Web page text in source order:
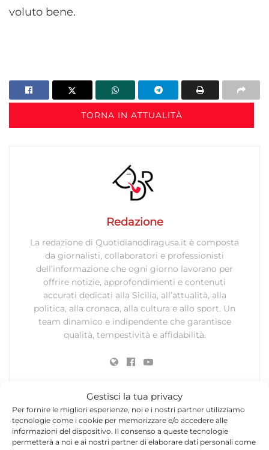
Gestisci la tua privacy
Per fornire le migliori esperienze, noi e i nostri partner utilizziamo
tecnologie come i cookie per memorizzare e/o accedere alle
informazioni del dispositivo. Il consenso a queste tecnologie
permetterà a noi e ai nostri partner di elaborare dati personali come
voluto bene.
TORNA IN ATTUALITÀ
Redazione
La redazione di Quotidianodiragusa.it è composta
da giornalisti, collaboratori e professionisti
dell’informazione che ogni giorno lavorano per
offrire notizie, approfondimenti e contenuti
accurati dedicati alla Sicilia, all’attualità, alla
politica, alla cronaca, alla cultura e allo sport. Un
team dinamico e indipendente che garantisce
qualità, tempestività e affidabilità.
Lascia un commento